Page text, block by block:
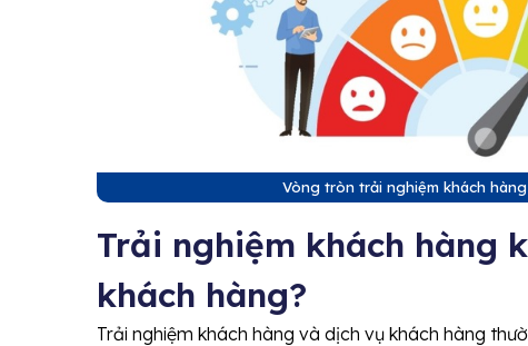
Vòng tròn trải nghiệm khách
Trải nghiệm khách hàng
khách hàng?
Trải nghiệm khách hàng và dịch vụ khách hàng